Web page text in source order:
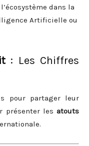
dans la
Artificielle ou
: Les Chiffres
pour partager leur
présenter les atouts